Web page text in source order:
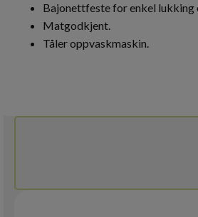
Bajonettfeste for enkel lukking
Matgodkjent.
Tåler oppvaskmaskin.